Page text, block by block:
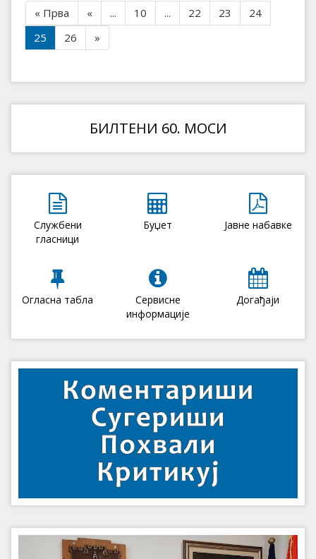
« Прва « ... 10 ... 22 23
24
25
26 »
БИЛТЕНИ 60. МОСИ
Службени
гласници
Буџет Јавне набавке
Огласна табла
Сервисне
информације
Догађаји